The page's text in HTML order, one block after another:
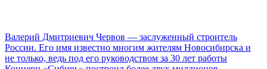
Валерий Дмитриевич Червов — заслуженный строитель
России. Его имя известно многим жителям Новосибирска и
не только, ведь под его руководством за 30 лет работы